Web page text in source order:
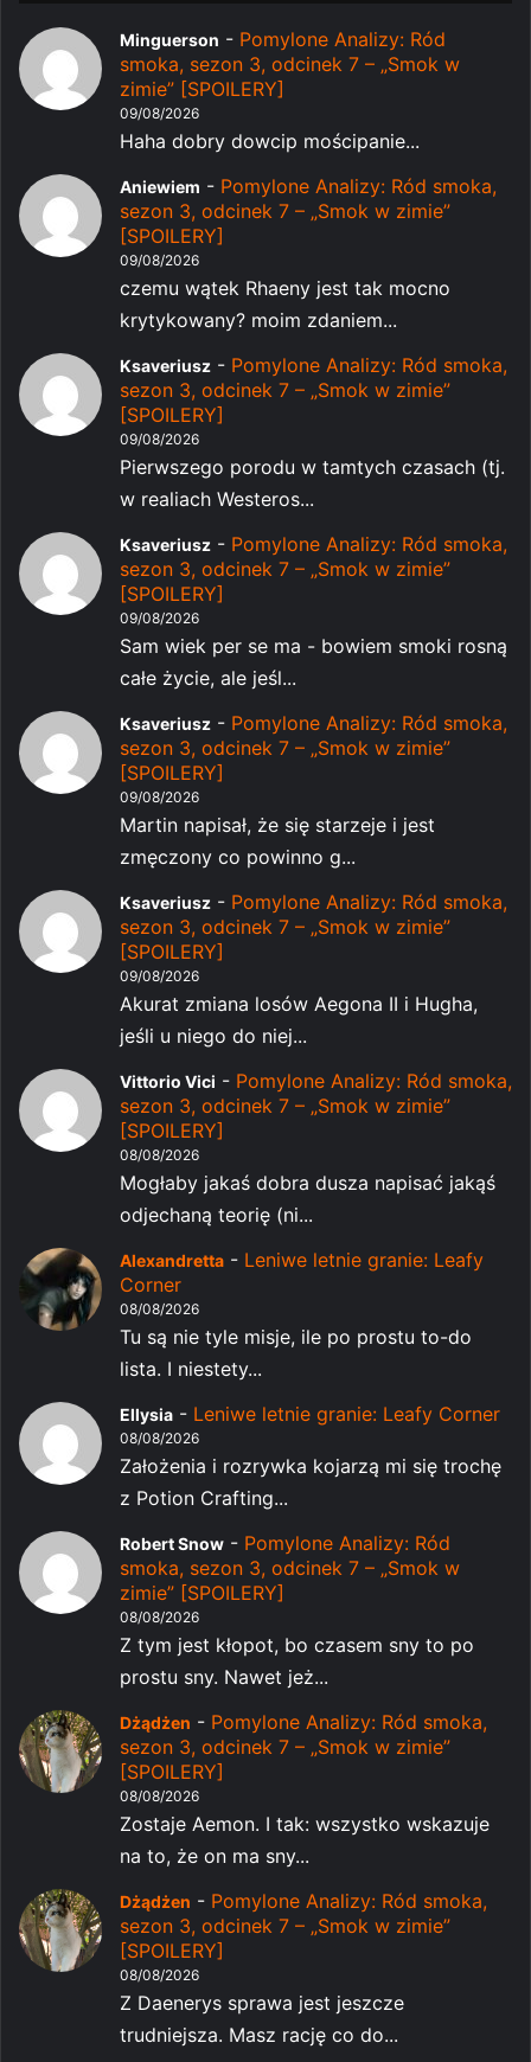
Minguerson - Pomylone Analizy: Ród
smoka, sezon 3, odcinek 7 – „Smok w
zimie” [SPOILERY]
09/08/2026
Haha dobry dowcip mościpanie...
Aniewiem - Pomylone Analizy: Ród smoka,
sezon 3, odcinek 7 – „Smok w zimie”
[SPOILERY]
09/08/2026
czemu wątek Rhaeny jest tak mocno
krytykowany? moim zdaniem...
Ksaveriusz - Pomylone Analizy: Ród smoka,
sezon 3, odcinek 7 – „Smok w zimie”
[SPOILERY]
09/08/2026
Pierwszego porodu w tamtych czasach (tj.
w realiach Westeros...
Ksaveriusz - Pomylone Analizy: Ród smoka,
sezon 3, odcinek 7 – „Smok w zimie”
[SPOILERY]
09/08/2026
Sam wiek per se ma - bowiem smoki rosną
całe życie, ale jeśl...
Ksaveriusz - Pomylone Analizy: Ród smoka,
sezon 3, odcinek 7 – „Smok w zimie”
[SPOILERY]
09/08/2026
Martin napisał, że się starzeje i jest
zmęczony co powinno g...
Ksaveriusz - Pomylone Analizy: Ród smoka,
sezon 3, odcinek 7 – „Smok w zimie”
[SPOILERY]
09/08/2026
Akurat zmiana losów Aegona II i Hugha,
jeśli u niego do niej...
Vittorio Vici - Pomylone Analizy: Ród smoka,
sezon 3, odcinek 7 – „Smok w zimie”
[SPOILERY]
08/08/2026
Mogłaby jakaś dobra dusza napisać jakąś
odjechaną teorię (ni...
Alexandretta - Leniwe letnie granie: Leafy
Corner
08/08/2026
Tu są nie tyle misje, ile po prostu to-do
lista. I niestety...
Ellysia - Leniwe letnie granie: Leafy Corner
08/08/2026
Założenia i rozrywka kojarzą mi się trochę
z Potion Crafting...
Robert Snow - Pomylone Analizy: Ród
smoka, sezon 3, odcinek 7 – „Smok w
zimie” [SPOILERY]
08/08/2026
Z tym jest kłopot, bo czasem sny to po
prostu sny. Nawet jeż...
Dżądżen - Pomylone Analizy: Ród smoka,
sezon 3, odcinek 7 – „Smok w zimie”
[SPOILERY]
08/08/2026
Zostaje Aemon. I tak: wszystko wskazuje
na to, że on ma sny...
Dżądżen - Pomylone Analizy: Ród smoka,
sezon 3, odcinek 7 – „Smok w zimie”
[SPOILERY]
08/08/2026
Z Daenerys sprawa jest jeszcze
trudniejsza. Masz rację co do...